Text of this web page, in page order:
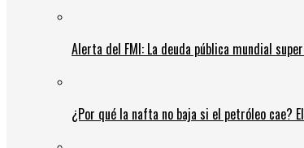
Alerta del FMI: La deuda pública mundial
¿Por qué la nafta no baja si el petróleo cae?